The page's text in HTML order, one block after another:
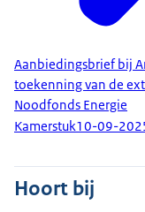
Aanbiedingsbrief bij
toekenning van de
Noodfonds Energie
Kamerstuk10-09-
Hoort bij